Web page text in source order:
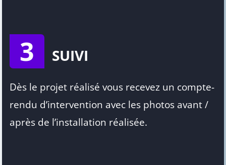
3 SUIVI
Dès le projet réalisé vous recevez un compte-
rendu d’intervention avec les photos avant /
après de l’installation réalisée.